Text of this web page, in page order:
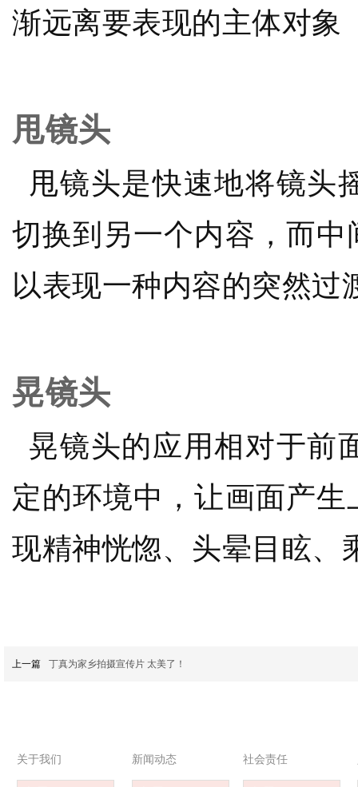
渐远离要表现的主体对象
甩镜头
甩镜头是快速地将镜头
切换到另一个内容，而
以表现一种内容的突然过
晃镜头
晃镜头的应用相对于前
定的环境中，让画面产
现精神恍惚、头晕目眩、
上一篇 丁真为家乡拍摄宣传片 太美了！
关于我们 新闻动态 社会责任